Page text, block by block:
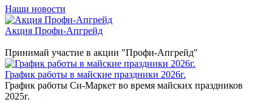
Наши новости
Акция Профи-Апгрейд
Принимай участие в акции "Профи-Апгрейд"
График работы в майские праздники 2026г.
График работы Си-Маркет во время майских праздников
2025г.